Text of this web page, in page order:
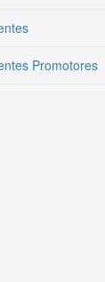
Promotores